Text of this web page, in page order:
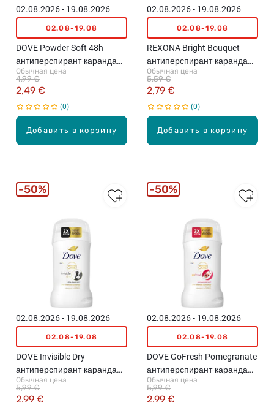
Добавить в корзину
02.08.2026 - 19.08.2026
02.08-19.08
DOVE Powder Soft 48h
антиперспирант-карандаш,
50мл
Обычная цена
2,49 €
4,99 €
0
Добавить в корзину
02.08.2026 - 19.08.2026
02.08-19.08
REXONA Bright Bouquet
антиперспирант-карандаш,
50мл
Обычная цена
2,79 €
5,59 €
0
02.08.2026 - 19.08.2026
02.08-19.08
DOVE Invisible Dry
антиперспирант-карандаш,
50мл
Обычная цена
2,99 €
5,99 €
50%
02.08.2026 - 19.08.2026
02.08-19.08
DOVE GoFresh Pomegranate
антиперспирант-карандаш,
50мл
Обычная цена
2,99 €
5,99 €
50%